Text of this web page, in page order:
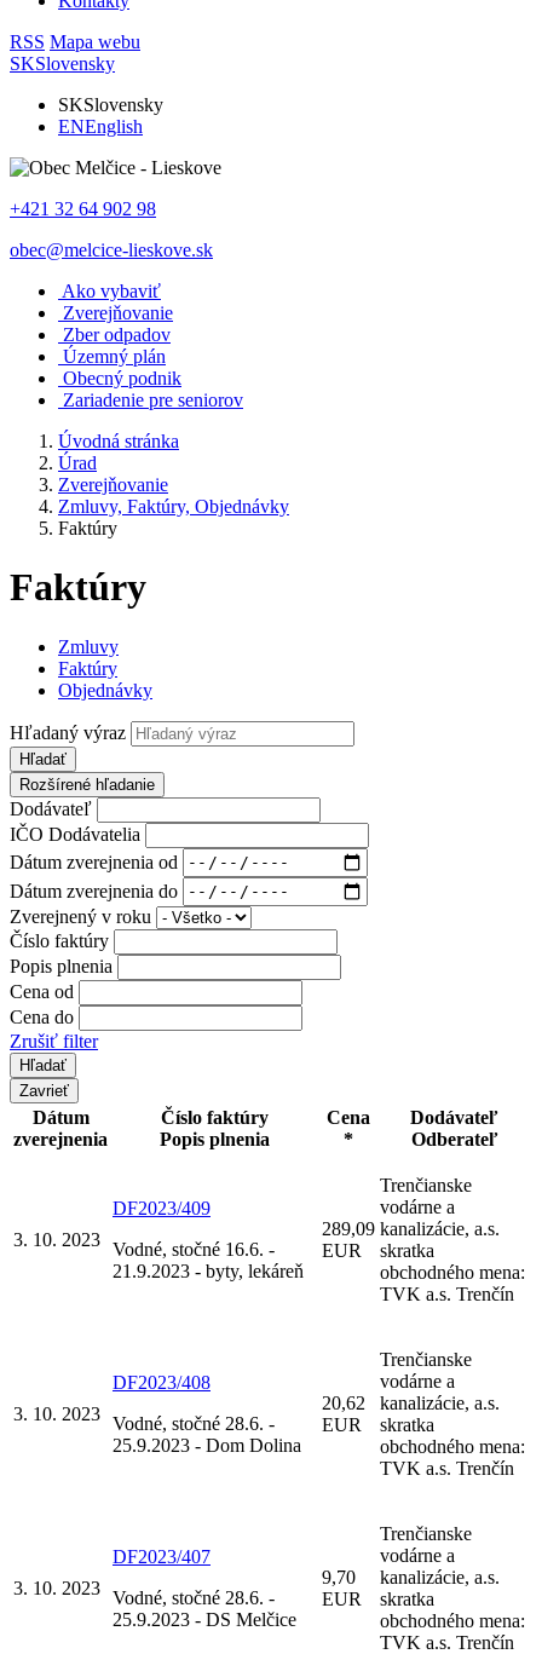
RSS Mapa webu
SKSlovensky
SKSlovensky
ENEnglish
+421 32 64 902 98
obec@melcice-lieskove.sk
Ako vybaviť
Zverejňovanie
Zber odpadov
Územný plán
Obecný podnik
Zariadenie pre seniorov
Úvodná stránka
Úrad
Zverejňovanie
Zmluvy, Faktúry, Objednávky
Faktúry
Faktúry
Zmluvy
Faktúry
Objednávky
Hľadaný výraz
Hľadať
Rozšírené hľadanie
Dodávateľ
IČO Dodávatelia
Dátum zverejnenia od
Dátum zverejnenia do
Zverejnený v roku
Číslo faktúry
Popis plnenia
Cena od
Cena do
Zrušiť filter
Zavrieť
Dátum
zverejnenia
Číslo faktúry
Popis plnenia
Cena
*
Dodávateľ
Odberateľ
3. 10. 2023
DF2023/409
Vodné, stočné 16.6. -
21.9.2023 - byty, lekáreň
289,09
EUR
Trenčianske
vodárne a
kanalizácie, a.s.
skratka
obchodného mena:
TVK a.s. Trenčín
3. 10. 2023
DF2023/408
Vodné, stočné 28.6. -
25.9.2023 - Dom Dolina
20,62
EUR
Trenčianske
vodárne a
kanalizácie, a.s.
skratka
obchodného mena:
TVK a.s. Trenčín
3. 10. 2023
DF2023/407
Vodné, stočné 28.6. -
25.9.2023 - DS Melčice
9,70
EUR
Trenčianske
vodárne a
kanalizácie, a.s.
skratka
obchodného mena:
TVK a.s. Trenčín